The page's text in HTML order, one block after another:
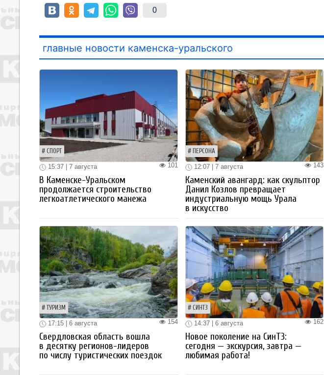
0
главные новости каменска-уральского
СПОРТ
101
15:37 | 7 августа
В Каменске-Уральском
продолжается строительство
легкоатлетического манежа
ПЕРСОНА
143
12:07 | 7 августа
Каменский авангард: как скульптор
Данил Козлов превращает
индустриальную мощь Урала
в искусство
ТУРИЗМ
154
17:15 | 6 августа
Свердловская область вошла
в десятку регионов-лидеров
по числу туристических поездок
СИНТЗ
162
14:37 | 6 августа
Новое поколение на СинТЗ:
сегодня — экскурсия, завтра —
любимая работа!